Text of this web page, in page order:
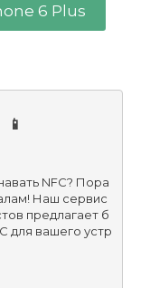
6 Plus
NFC? Пора
Наш сервис
предлагает б
для вашего устр